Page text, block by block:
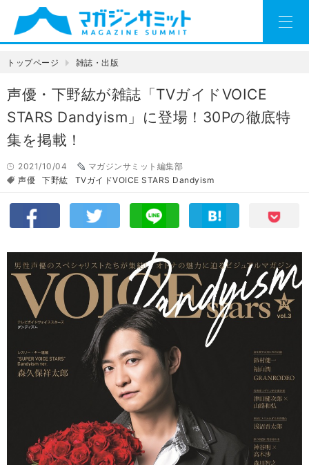
トップページ 雑誌・出版
声優・下野紘が雑誌「TVガイドVOICE
STARS Dandyism」に登場！30Pの徹底特
集を掲載！
2021/10/04
マガジンサミット編集部
声優
下野紘 TVガイドVOICE STARS Dandyism